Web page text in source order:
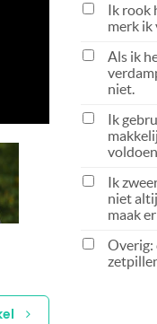
Ik rook
merk ik
Als ik
niet.
Ik
Ik
niet
maak
Overig: